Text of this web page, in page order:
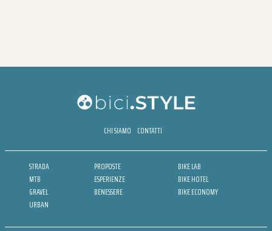
CHI SIAMO CONTATTI
STRADA
MTB
GRAVEL
URBAN
PROPOSTE
ESPERIENZE
BENESSERE
BIKE LAB
BIKE HOTEL
BIKE ECONOMY